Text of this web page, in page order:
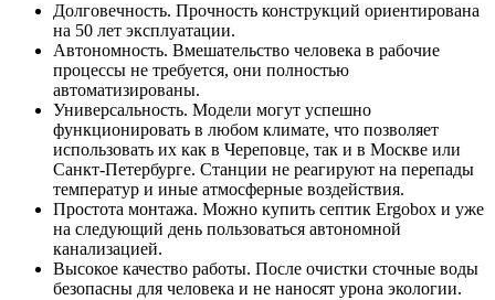
Долговечность. Прочность конструкций ориентирована
на 50 лет эксплуатации.
Автономность. Вмешательство человека в рабочие
процессы не требуется, они полностью
автоматизированы.
Универсальность. Модели могут успешно
функционировать в любом климате, что позволяет
использовать их как в Череповце, так и в Москве или
Санкт-Петербурге. Станции не реагируют на перепады
температур и иные атмосферные воздействия.
Простота монтажа. Можно купить септик Ergobox и уже
на следующий день пользоваться автономной
канализацией.
Высокое качество работы. После очистки сточные воды
безопасны для человека и не наносят урона экологии.